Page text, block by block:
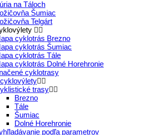
na Táloch
Šumiac
Telgárt
cyklotrás Brezno
cyklotrás Šumiac
cyklotrás Tále
cyklotrás Dolné Horehronie
cyklotrasy
trasy
Brezno
Tále
Šumiac
Dolné Horehronie
podľa parametrov